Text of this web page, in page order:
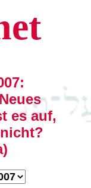
es auf,